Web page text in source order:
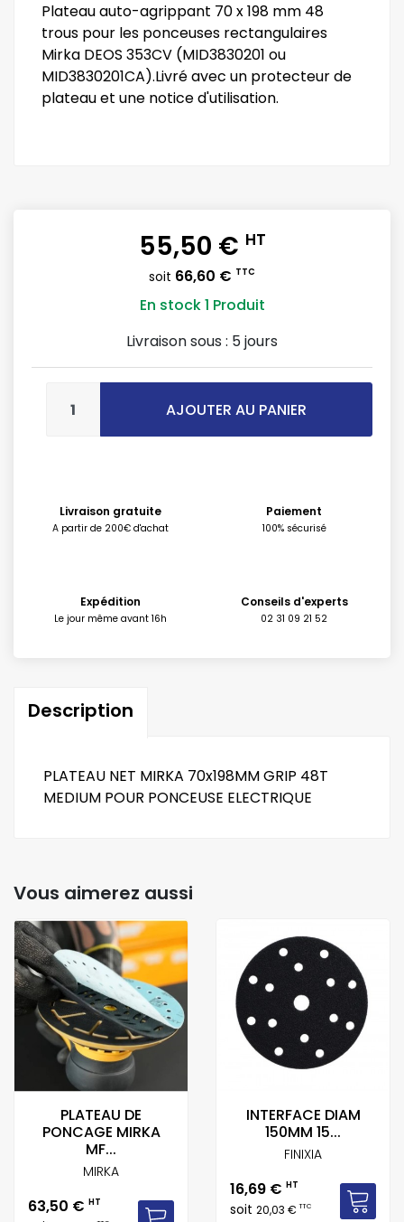
Plateau auto-agrippant 70 x 198 mm 48
trous pour les ponceuses rectangulaires
Mirka DEOS 353CV (MID3830201 ou
MID3830201CA).Livré avec un protecteur de
plateau et une notice d'utilisation.
55,50 € HT
soit 66,60 € TTC
En stock1 Produit
Livraison sous : 5 jours
AJOUTER AU PANIER
Livraison gratuite
A partir de 200€ d'achat
Paiement
100% sécurisé
Expédition
Le jour même avant 16h
Conseils d'experts
02 31 09 21 52
Description
PLATEAU NET MIRKA 70x198MM GRIP 48T
MEDIUM POUR PONCEUSE ELECTRIQUE
Vous aimerez aussi
PLATEAU DE
PONCAGE MIRKA
MF...
MIRKA
Prix
63,50 € HT
INTERFACE DIAM
150MM 15...
FINIXIA
Prix
16,69 € HT
soit 20,03 €TTC